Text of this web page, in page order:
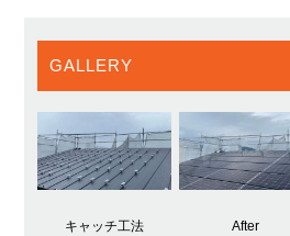
GALLERY
キャッチ工法 After